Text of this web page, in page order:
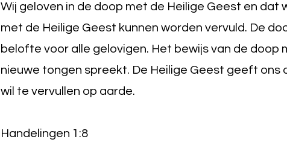
Wij geloven in de doop met de Heilige Geest en dat
met de Heilige Geest kunnen worden vervuld. De
belofte voor alle gelovigen. Het bewijs van de doop
nieuwe tongen spreekt. De Heilige Geest geeft ons
wil te vervullen op aarde.
Handelingen 1:8